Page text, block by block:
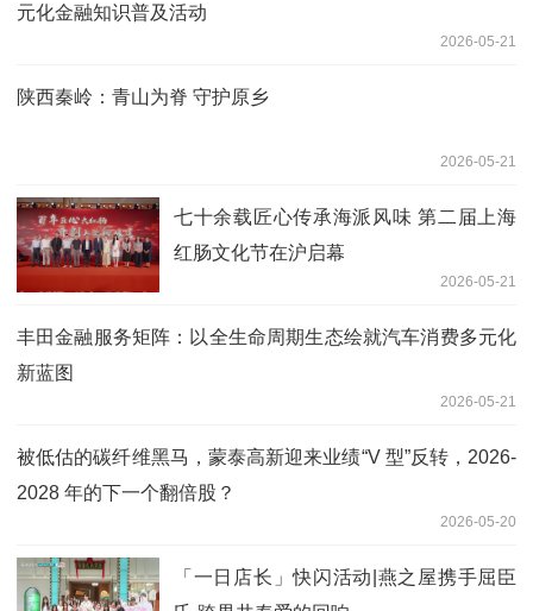
元化金融知识普及活动
2026-05-21
陕西秦岭：青山为脊 守护原乡
2026-05-21
七十余载匠心传承海派风味 第二届上海
红肠文化节在沪启幕
2026-05-21
丰田金融服务矩阵：以全生命周期生态绘就汽车消费多元化
新蓝图
2026-05-21
被低估的碳纤维黑马，蒙泰高新迎来业绩“V 型”反转，2026-
2028 年的下一个翻倍股？
2026-05-20
「一日店长」快闪活动|燕之屋携手屈臣